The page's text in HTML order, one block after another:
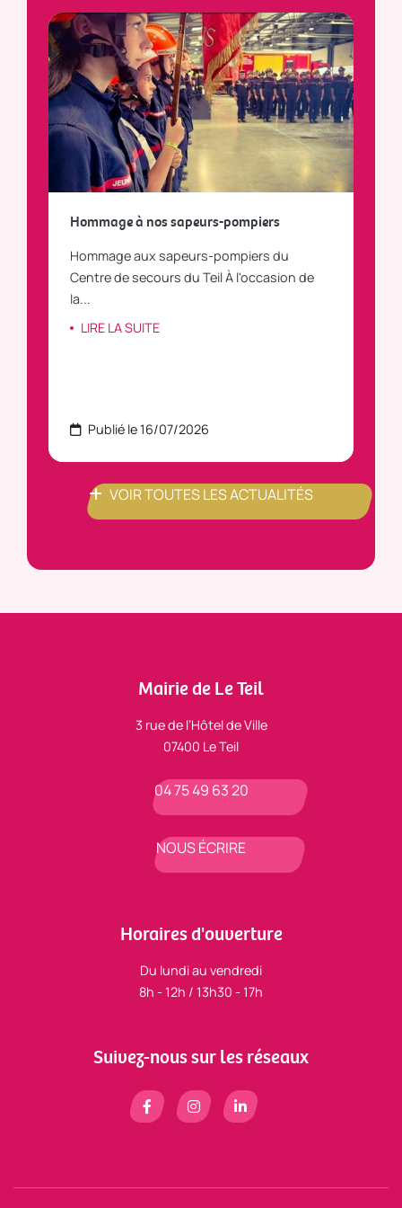
Hommage à nos sapeurs-pompiers
Hommage aux sapeurs-pompiers du
Centre de secours du Teil À l'occasion de
la...
LIRE LA SUITE
Publié le 16/07/2026
VOIR TOUTES LES ACTUALITÉS
Mairie de Le Teil
3 rue de l’Hôtel de Ville
07400 Le Teil
04 75 49 63 20
NOUS ÉCRIRE
Horaires d'ouverture
Du lundi au vendredi
8h - 12h / 13h30 - 17h
Suivez-nous sur les réseaux